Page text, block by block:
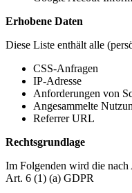
Erhobene Daten
Diese Liste enthält alle
CSS-Anfragen
IP-Adresse
Anforderungen von
Angesammelte
Referrer URL
Rechtsgrundlage
Im Folgenden wird die nach
Art. 6 (1) (a) GDPR